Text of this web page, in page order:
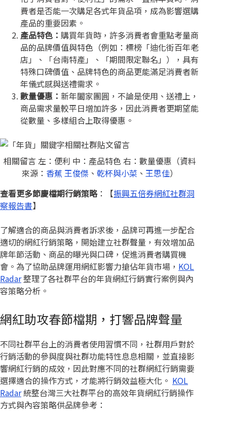
費者是否能一次購足各式年貨品項，成為影響選購
產品的重要因素。
產品特色： 購買年貨時，許多消費者會重點考量商
品的品牌價值與特色（例如：標榜「迪化街百年老
店」、「台南特產」、「期間限定聯名」），具有
特殊口碑價值、品牌特色的商品更能滿足消費者新
年儀式感與送禮需求。
數量優惠： 新年闔家團圓，不論是使用、送禮上，
商品需求量較平日增加許多，因此消費者更期望能
從數量、多樣組合上取得優惠。
相關留言 左：便利 中：產品特色 右：數量優惠（資料
來源： 香蕉 王俊傑 、乾杯與小菜 、 王思佳）
查看更多節慶檔期行銷策略：【振興五倍券網紅社群洞
察報告書】
了解適合的商品與消費者訴求後，品牌可再進一步配合
適切的網紅行銷策略，開始建立社群聲量，有效增加品
牌年節活動、商品的曝光與口碑，促進消費者購買機
會。為了協助品牌運用網紅影響力搶佔年貨市場， KOL
Radar整理了各社群平台的年貨網紅行銷實行案例與內
容策略分析。
網紅助攻春節檔期，打響品牌聲量
不同社群平台上的消費者使用習慣不同，社群用戶對於
行銷活動的參與度與社群功能特性息息相關，並直接影
響網紅行銷的成效，因此對應不同的社群網紅行銷需要
選擇適合的操作方式，才能將行銷效益極大化。 KOL
Radar統整台灣三大社群平台的高效年貨網紅行銷操作
方式與內容策略供品牌參考：